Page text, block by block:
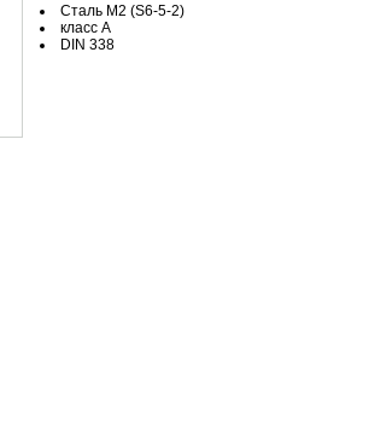
Сталь М2 (S6-5-2)
класс A
DIN 338